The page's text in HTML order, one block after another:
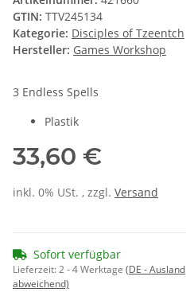
GTIN: TTV245134
Kategorie: Disciples of Tzeentch
Hersteller: Games Workshop
3 Endless Spells
Plastik
33,60 €
inkl. 0% USt. , zzgl. Versand
Sofort verfügbar
Lieferzeit:2 - 4 Werktage (DE - Ausland
abweichend)